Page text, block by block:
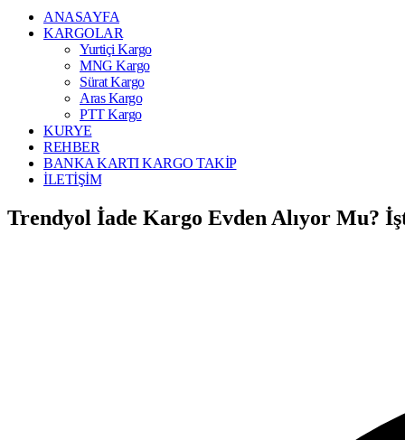
ANASAYFA
KARGOLAR
Yurtiçi Kargo
MNG Kargo
Sürat Kargo
Aras Kargo
PTT Kargo
KURYE
REHBER
BANKA KARTI KARGO TAKİP
İLETİŞİM
Trendyol İade Kargo Evden Alıyor Mu?